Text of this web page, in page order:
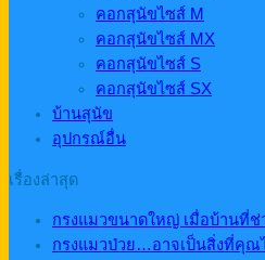
คอกสุนัขไซส์ M
คอกสุนัขไซส์ MX
คอกสุนัขไซส์ S
คอกสุนัขไซส์ SX
บ้านสุนัข
อุปกรณ์อื่น
เรื่องล่าสุด
กรงแมวขนาดใหญ่ เมื่อบ้านที่ช่
กรงแมวป่วย…อาจเป็นสิ่งที่คุ